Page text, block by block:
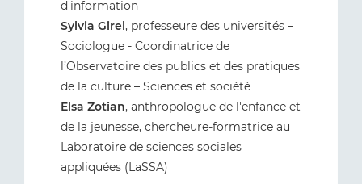
d'information
Sylvia Girel, professeure des universités –
Sociologue - Coordinatrice de
l’Observatoire des publics et des pratiques
de la culture – Sciences et société
Elsa Zotian, anthropologue de l'enfance et
de la jeunesse, chercheure-formatrice au
Laboratoire de sciences sociales
appliquées (LaSSA)